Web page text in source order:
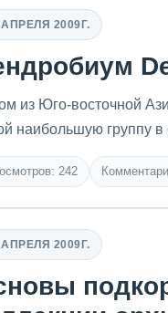
АПРЕЛЯ 2009Г.
из Юго-восточной
наибольшую группу в
242
АПРЕЛЯ 2009Г.